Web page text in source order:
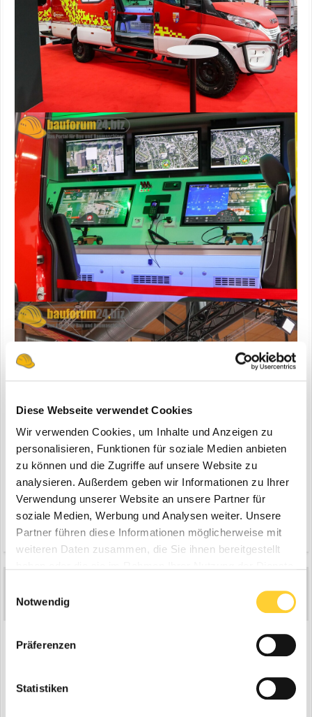
Diese Webseite verwendet Cookies
Wir verwenden Cookies, um Inhalte und Anzeigen zu
personalisieren, Funktionen für soziale Medien anbieten
zu können und die Zugriffe auf unsere Website zu
analysieren. Außerdem geben wir Informationen zu Ihrer
Verwendung unserer Website an unsere Partner für
soziale Medien, Werbung und Analysen weiter. Unsere
Partner führen diese Informationen möglicherweise mit
weiteren Daten zusammen, die Sie ihnen bereitgestellt
Notwendig
Präferenzen
Statistiken
2
Zitieren
Geschrieben